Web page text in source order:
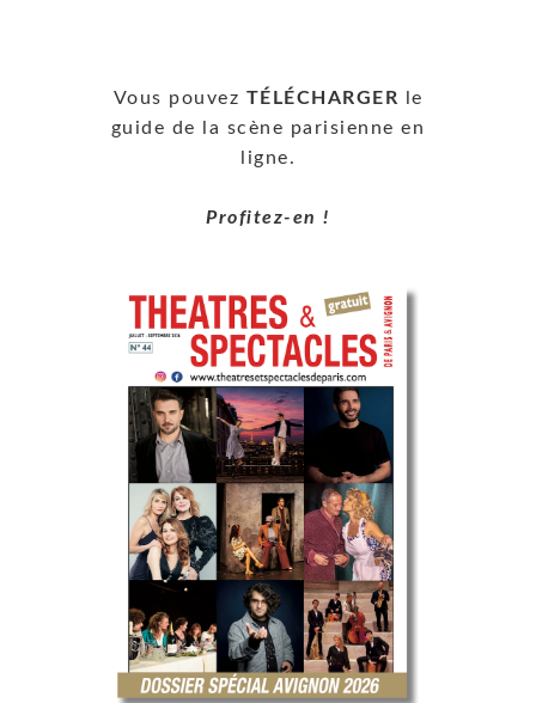
Vous pouvez TÉLÉCHARGER le
guide de la scène parisienne en
ligne.
Profitez-en !